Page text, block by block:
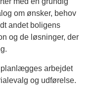
om ønsker, behov
andet boligens
og de løsninger, der
planlægges arbejdet
og udførelse.